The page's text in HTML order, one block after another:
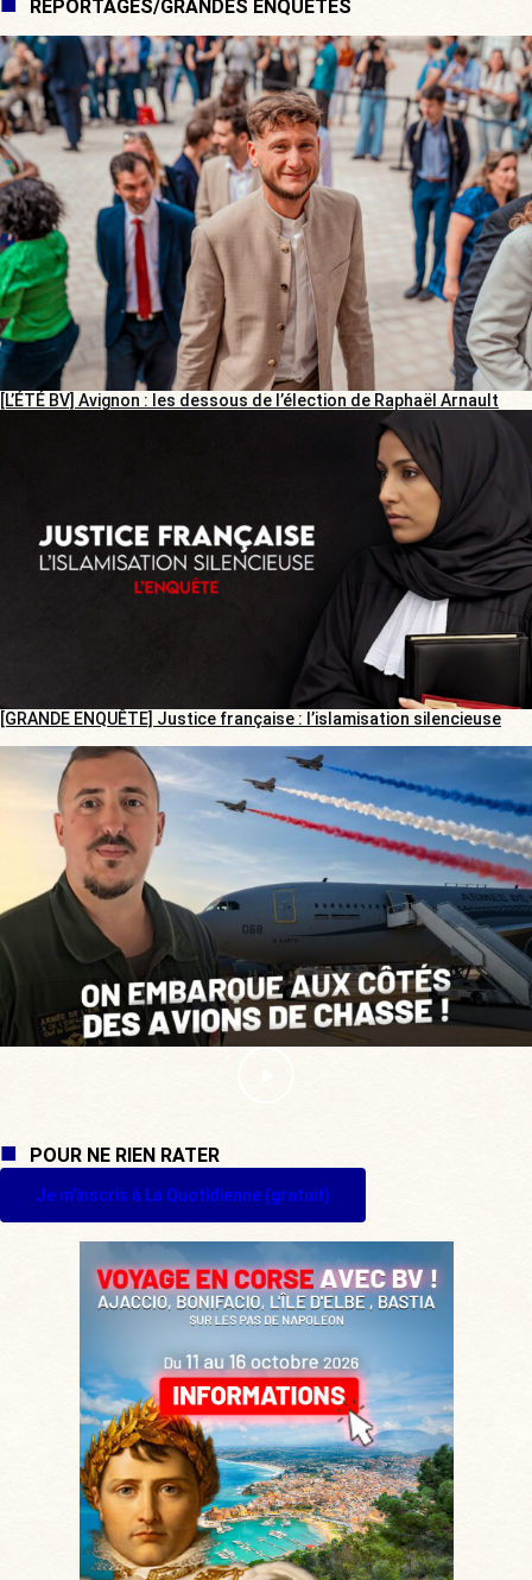
REPORTAGES/GRANDES ENQUÊTES
[L’ÉTÉ BV] Avignon : les dessous de l’élection de Raphaël Arnault
[GRANDE ENQUÊTE] Justice française : l’islamisation silencieuse
POUR NE RIEN RATER
Je m'inscris à La Quotidienne (gratuit)